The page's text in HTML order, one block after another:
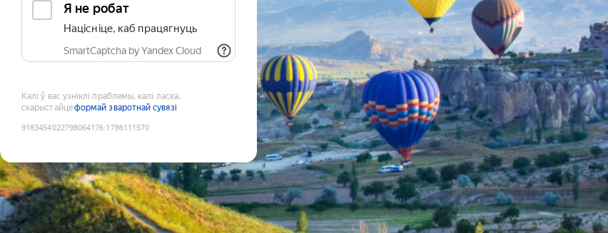
Я не робат
Націсніце, каб працягнуць
SmartCaptcha by Yandex Cloud
Калі ў вас узніклі праблемы, калі ласка,
скарыстайцеформай зваротнай сувязі
9183454022798064176:1786111570